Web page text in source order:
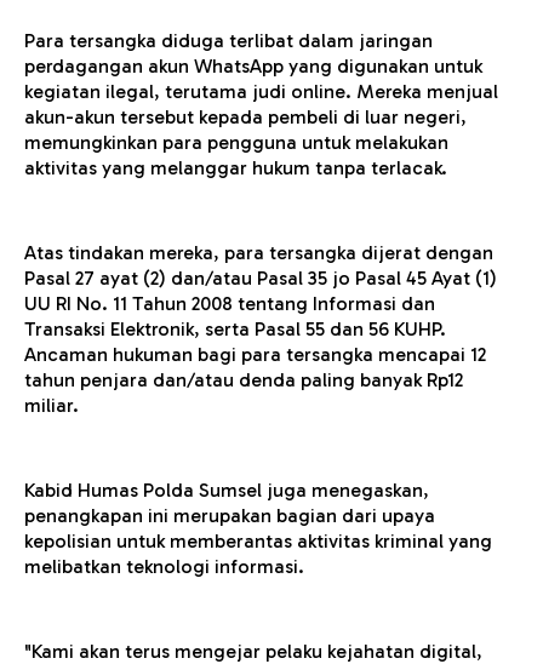
Para tersangka diduga terlibat dalam jaringan
perdagangan akun WhatsApp yang digunakan untuk
kegiatan ilegal, terutama judi online. Mereka menjual
akun-akun tersebut kepada pembeli di luar negeri,
memungkinkan para pengguna untuk melakukan
aktivitas yang melanggar hukum tanpa terlacak.
Atas tindakan mereka, para tersangka dijerat dengan
Pasal 27 ayat (2) dan/atau Pasal 35 jo Pasal 45 Ayat (1)
UU RI No. 11 Tahun 2008 tentang Informasi dan
Transaksi Elektronik, serta Pasal 55 dan 56 KUHP.
Ancaman hukuman bagi para tersangka mencapai 12
tahun penjara dan/atau denda paling banyak Rp12
miliar.
Kabid Humas Polda Sumsel juga menegaskan,
penangkapan ini merupakan bagian dari upaya
kepolisian untuk memberantas aktivitas kriminal yang
melibatkan teknologi informasi.
"Kami akan terus mengejar pelaku kejahatan digital,